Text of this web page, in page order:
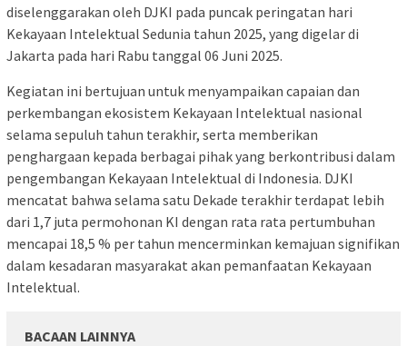
diselenggarakan oleh DJKI pada puncak peringatan hari
Kekayaan Intelektual Sedunia tahun 2025, yang digelar di
Jakarta pada hari Rabu tanggal 06 Juni 2025.
Kegiatan ini bertujuan untuk menyampaikan capaian dan
perkembangan ekosistem Kekayaan Intelektual nasional
selama sepuluh tahun terakhir, serta memberikan
penghargaan kepada berbagai pihak yang berkontribusi dalam
pengembangan Kekayaan Intelektual di Indonesia. DJKI
mencatat bahwa selama satu Dekade terakhir terdapat lebih
dari 1,7 juta permohonan KI dengan rata rata pertumbuhan
mencapai 18,5 % per tahun mencerminkan kemajuan signifikan
dalam kesadaran masyarakat akan pemanfaatan Kekayaan
Intelektual.
BACAAN LAINNYA